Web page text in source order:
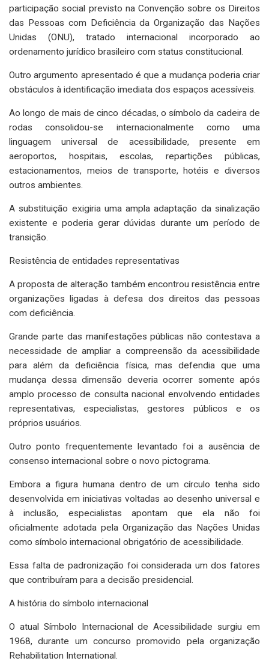
participação social previsto na Convenção sobre os Direitos
das Pessoas com Deficiência da Organização das Nações
Unidas (ONU), tratado internacional incorporado ao
ordenamento jurídico brasileiro com status constitucional.
Outro argumento apresentado é que a mudança poderia criar
obstáculos à identificação imediata dos espaços acessíveis.
Ao longo de mais de cinco décadas, o símbolo da cadeira de
rodas consolidou-se internacionalmente como uma
linguagem universal de acessibilidade, presente em
aeroportos, hospitais, escolas, repartições públicas,
estacionamentos, meios de transporte, hotéis e diversos
outros ambientes.
A substituição exigiria uma ampla adaptação da sinalização
existente e poderia gerar dúvidas durante um período de
transição.
Resistência de entidades representativas
A proposta de alteração também encontrou resistência entre
organizações ligadas à defesa dos direitos das pessoas
com deficiência.
Grande parte das manifestações públicas não contestava a
necessidade de ampliar a compreensão da acessibilidade
para além da deficiência física, mas defendia que uma
mudança dessa dimensão deveria ocorrer somente após
amplo processo de consulta nacional envolvendo entidades
representativas, especialistas, gestores públicos e os
próprios usuários.
Outro ponto frequentemente levantado foi a ausência de
consenso internacional sobre o novo pictograma.
Embora a figura humana dentro de um círculo tenha sido
desenvolvida em iniciativas voltadas ao desenho universal e
à inclusão, especialistas apontam que ela não foi
oficialmente adotada pela Organização das Nações Unidas
como símbolo internacional obrigatório de acessibilidade.
Essa falta de padronização foi considerada um dos fatores
que contribuíram para a decisão presidencial.
A história do símbolo internacional
O atual Símbolo Internacional de Acessibilidade surgiu em
1968, durante um concurso promovido pela organização
Rehabilitation International.